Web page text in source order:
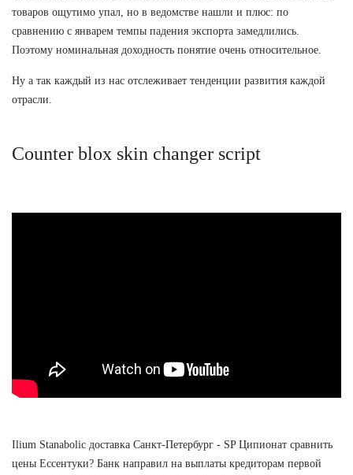
товаров ощутимо упал, но в ведомстве нашли и плюс: по
сравнению с январем темпы падения экспорта замедлились.
Поэтому номинальная доходность понятие очень относительное.
Ну а так каждый из нас отслеживает тенденции развития каждой
отрасли.
Counter blox skin changer script
Ilium Stanabolic доставка Санкт-Петербург - SP Ципионат сравнить
цены Ессентуки? Банк направил на выплаты кредиторам первой